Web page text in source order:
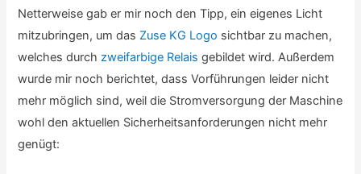
Netterweise gab er mir noch den Tipp, ein eigenes Licht
mitzubringen, um das Zuse KG Logo sichtbar zu machen,
welches durchzweifarbige Relais gebildet wird. Außerdem
wurde mir noch berichtet, dass Vorführungen leider nicht
mehr möglich sind, weil die Stromversorgung der Maschine
wohl den aktuellen Sicherheitsanforderungen nicht mehr
genügt: